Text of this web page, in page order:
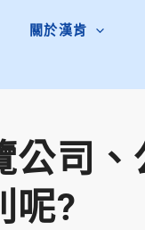
關於漢肯
公司、
呢?